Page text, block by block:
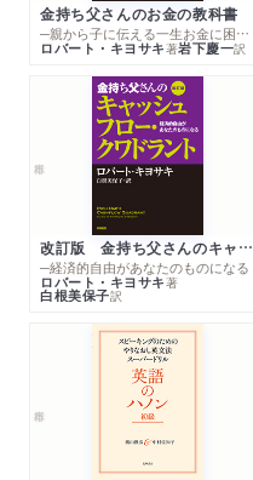
金持ち父さんのお金の教科書
─親から子に伝える一生お金に困らない考え方
ロバート・キヨサキ著岩下慶一訳
改訂版 金持ち父さんのキャッシュフロー・クワドラント
─経済的自由があなたのものになる
ロバート・キヨサキ著
白根美保子訳